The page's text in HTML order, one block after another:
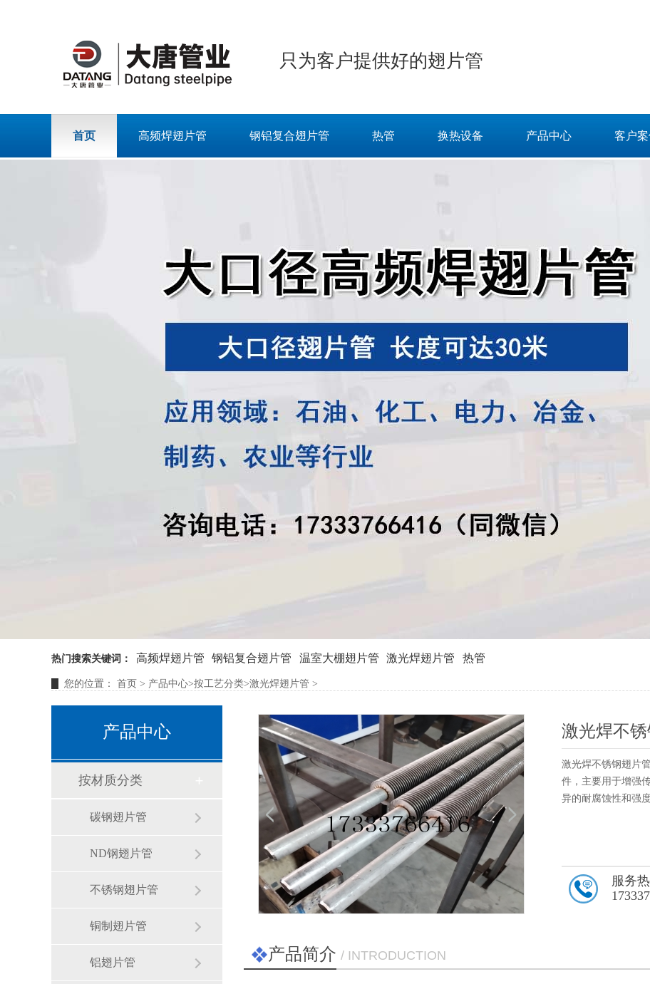
只为客户提供好的翅片管
首页 高频焊翅片管 钢铝复合翅片管 热管 换热设备 产品中心 客户案
热门搜索关键词： 高频焊翅片管 钢铝复合翅片管 温室大棚翅片管 激光焊翅片管 热管
您的位置： 首页 > 产品中心>按工艺分类>激光焊翅片管 >
激光焊不
激光焊不锈钢翅片
件，主要用于增强
异的耐腐蚀性和强
服务
产品简介 / INTRODUCTION
产品中心
按材质分类
碳钢翅片管
ND钢翅片管
不锈钢翅片管
铜制翅片管
铝翅片管